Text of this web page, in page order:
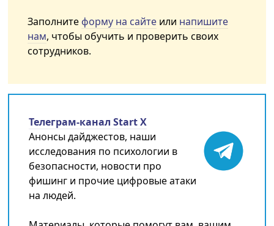
Заполнитеформу на сайте или напишите
нам, чтобы обучить и проверить своих
сотрудников.
Телеграм-канал Start X
Анонсы дайджестов, наши
исследования по психологии в
безопасности, новости про
фишинг и прочие цифровые атаки
на людей.